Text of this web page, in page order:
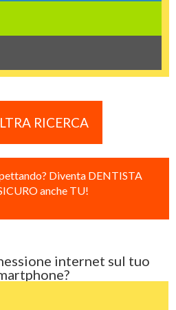
RICERCA
Diventa DENTISTA
anche TU!
internet sul tuo